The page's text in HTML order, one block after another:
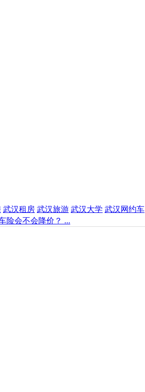
武汉租房 武汉旅游 武汉大学 武汉网约车
险会不会降价？ ...